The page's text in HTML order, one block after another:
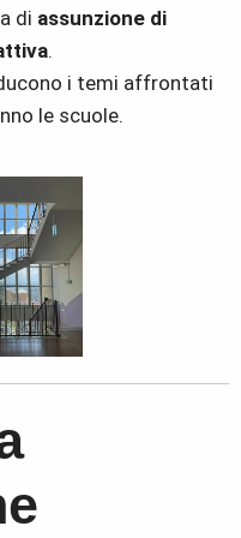
di assunzione di
.
i temi affrontati
le scuole.